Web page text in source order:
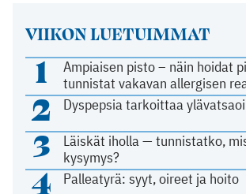
VIIKON LUETUIMMAT
1
Ampiaisen pisto – näin hoidat
tunnistat vakavan allergisen
2 Dyspepsia tarkoittaa
3
Läiskät iholla — tunnistatko,
kysymys?
4 Palleatyrä: syyt, oireet ja hoito